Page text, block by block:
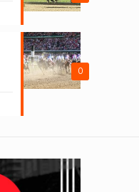
0